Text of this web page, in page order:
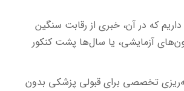
که در آن، خبری از رقابت سنگین
آزمایشی، یا سال‌ها پشت کنکور
تخصصی برای قبولی پزشکی بدون